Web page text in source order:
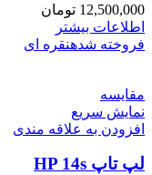
12,500,000 تومان
اطلاعات بیشتر
فروخته شدهنقره ای
مقايسه
نمایش سریع
افزودن به علاقه مندی
لپ تاپ HP 14s